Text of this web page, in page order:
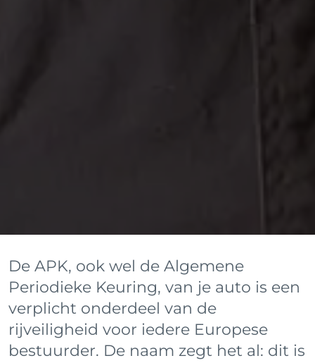
De APK, ook wel de Algemene
Periodieke Keuring, van je auto is een
verplicht onderdeel van de
rijveiligheid voor iedere Europese
bestuurder. De naam zegt het al: dit is